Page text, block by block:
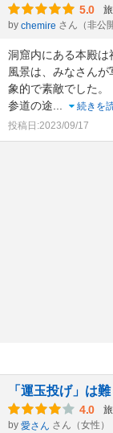
5.0
by chemire さん（非公
洞窟内にある本殿は
風景は、みなさん
象的で素敵でした。
参道の途
続きを
投稿日:2023/09/17
「運玉投げ」は
4.0
by 愛さん さん（女性）